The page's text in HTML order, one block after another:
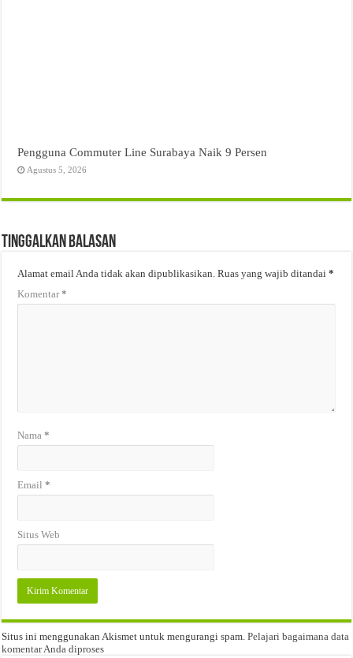
Pengguna Commuter Line Surabaya Naik 9 Persen
Agustus 5, 2026
Tinggalkan Balasan
Alamat email Anda tidak akan dipublikasikan. Ruas yang wajib ditandai*
Komentar*
Nama*
Email*
Situs Web
Situs ini menggunakan Akismet untuk mengurangi spam.Pelajari bagaimana data
komentar Anda diproses